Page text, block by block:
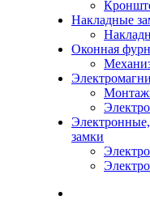
Накладные
Оконная
замки